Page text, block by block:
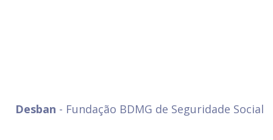
Desban - Fundação BDMG de Seguridade Social